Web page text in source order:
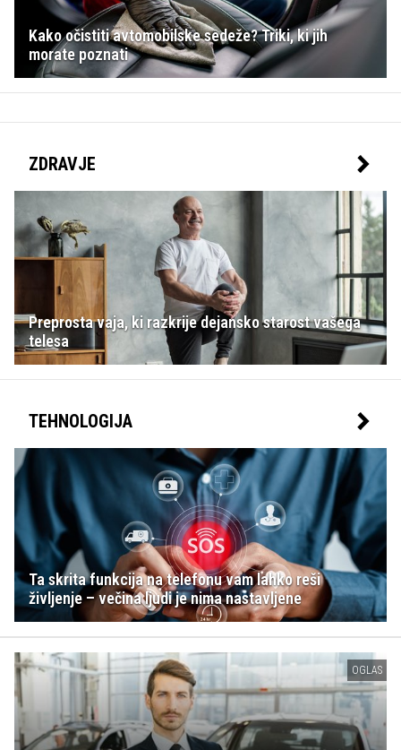
Kako očistiti avtomobilske sedeže? Triki, ki jih
morate poznati
ZDRAVJE
Preprosta vaja, ki razkrije dejansko starost vašega
telesa
TEHNOLOGIJA
Ta skrita funkcija na telefonu vam lahko reši
življenje – večina ljudi je nima nastavljene
OGLAS